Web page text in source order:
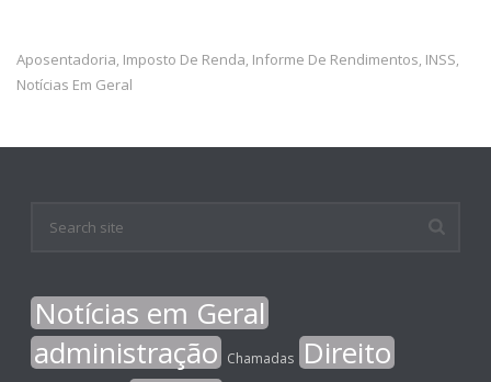
Aposentadoria, Imposto De Renda, Informe De Rendimentos, INSS,
Notícias Em Geral
Notícias em Geral
administração Chamadas Direito